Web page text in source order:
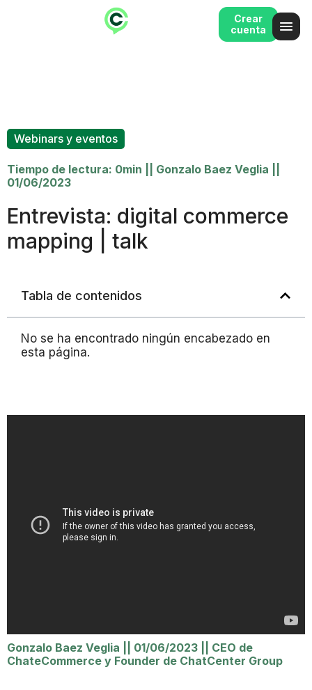
Crear
cuenta
Webinars y eventos
Tiempo de lectura: 0min Gonzalo Baez Veglia
01/06/2023
Entrevista: digital commerce
mapping | talk
Tabla de contenidos
No se ha encontrado ningún encabezado en
esta página.
Gonzalo Baez Veglia 01/06/2023
CEO de
ChateCommerce y Founder de ChatCenter Group